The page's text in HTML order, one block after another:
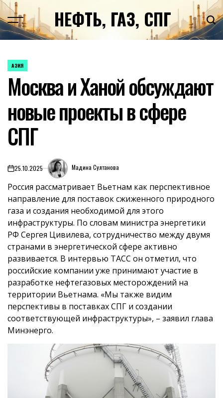
Перейти
к
содержимомуНЕФТЬ, ГАЗ, СПГ
ОПУБЛИКОВАНО
АЗИЯ
Москва и Ханой обсуждают
новые проекты в сфере
СПГ
on25.10.2025 Мадина Султанова
Россия рассматривает Вьетнам как перспективное
направление для поставок сжиженного природного
газа и создания необходимой для этого
инфраструктуры. По словам министра энергетики
РФ Сергея Цивилева, сотрудничество между двумя
странами в энергетической сфере активно
развивается. В интервью ТАСС он отметил, что
российские компании уже принимают участие в
разработке нефтегазовых месторождений на
территории Вьетнама. «Мы также видим
перспективы в поставках СПГ и создании
соответствующей инфраструктуры», – заявил глава
Минэнерго.